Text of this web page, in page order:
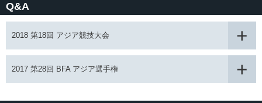
Q&A
2018 第18回 アジア競技大会
2017 第28回 BFA アジア選手権